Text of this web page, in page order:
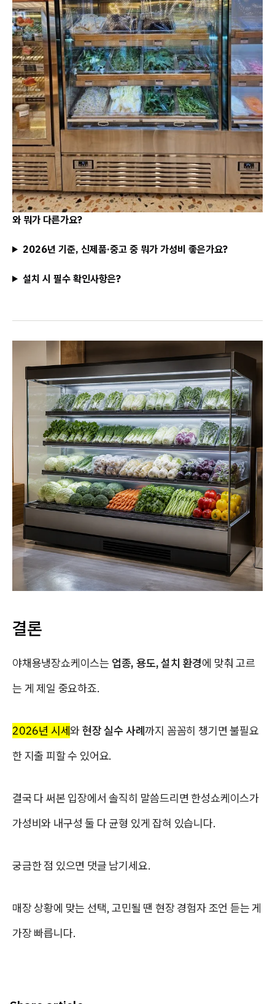
와 뭐가 다른가요?
2026년 기준, 신제품·중고 중 뭐가 가성비 좋은가요?
설치 시 필수 확인사항은?
결론
야채용냉장쇼케이스는 업종, 용도, 설치 환경에 맞춰 고르
는 게 제일 중요하죠.
2026년 시세와현장 실수 사례까지 꼼꼼히 챙기면 불필요
한 지출 피할 수 있어요.
결국 다 써본 입장에서 솔직히 말씀드리면 한성쇼케이스가
가성비와 내구성 둘 다 균형 있게 잡혀 있습니다.
궁금한 점 있으면 댓글 남기세요.
매장 상황에 맞는 선택, 고민될 땐 현장 경험자 조언 듣는 게
가장 빠릅니다.